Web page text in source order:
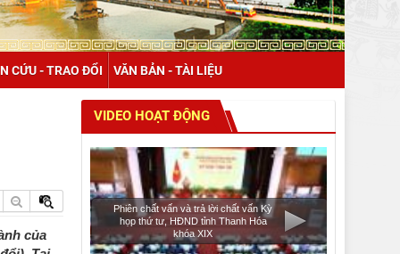
CỨU - TRAO ĐỔI VĂN BẢN - TÀI LIỆU
của
VIDEO HOẠT ĐỘNG
Phiên chất vấn và trả lời chất vấn Kỳ
họp thứ tư, HĐND tỉnh Thanh Hóa
khóa XIX